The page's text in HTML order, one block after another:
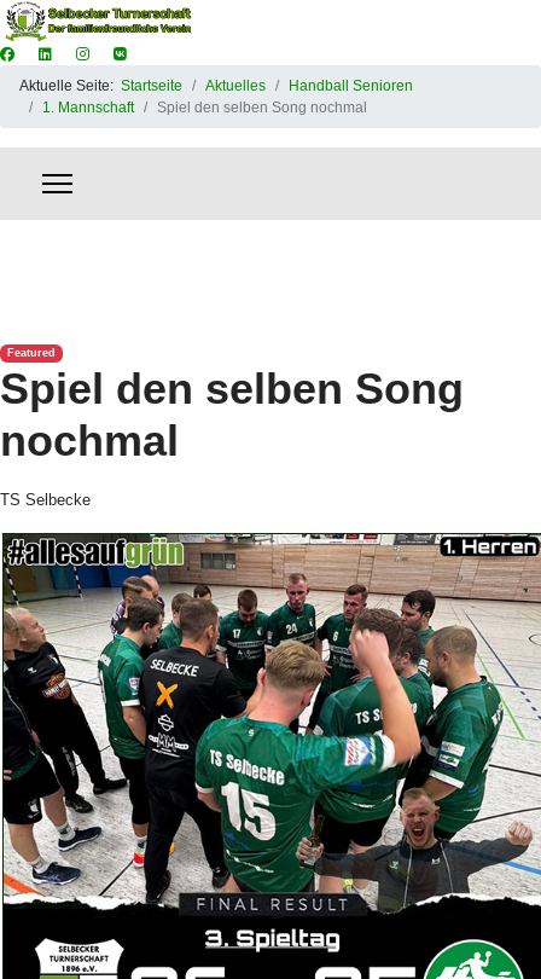
Aktuelle Seite: Startseite Aktuelles
Handball Senioren
1. Mannschaft
Spiel den selben Song nochmal
Featured
Spiel den selben Song
nochmal
TS Selbecke